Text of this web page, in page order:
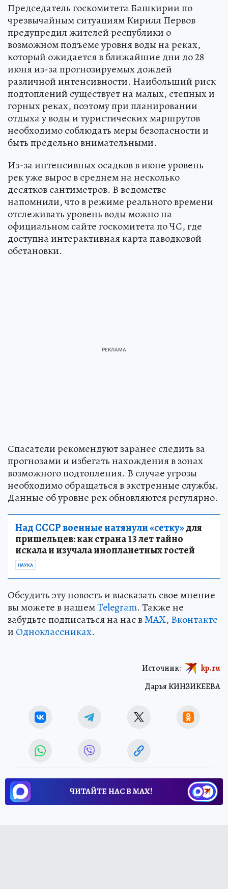
Председатель госкомитета Башкирии по
чрезвычайным ситуациям Кирилл Первов
предупредил жителей республики о
возможном подъеме уровня воды на реках,
который ожидается в ближайшие дни до 28
июня из-за прогнозируемых дождей
различной интенсивности. Наибольший риск
подтоплений существует на малых, степных и
горных реках, поэтому при планировании
отдыха у воды и туристических маршрутов
необходимо соблюдать меры безопасности и
быть предельно внимательными.
Из-за интенсивных осадков в июне уровень
рек уже вырос в среднем на несколько
десятков сантиметров. В ведомстве
напомнили, что в режиме реального времени
отслеживать уровень воды можно на
официальном сайте госкомитета по ЧС, где
доступна интерактивная карта паводковой
обстановки.
Спасатели рекомендуют заранее следить за
прогнозами и избегать нахождения в зонах
возможного подтопления. В случае угрозы
необходимо обращаться в экстренные службы.
Данные об уровне рек обновляются регулярно.
Над СССР военные натянули «сетку»для
пришельцев: как страна 13 лет тайно
искала и изучала инопланетных гостей
НАУКА
Обсудить эту новость и высказать свое мнение
вы можете в нашемTelegram. Также не
забудьте подписаться на нас вMAX, Вконтакте
и Одноклассниках.
Дарья КИНЗИКЕЕВА
Источник: kp.ru
ЧИТАЙТЕ НАС В МАХ!